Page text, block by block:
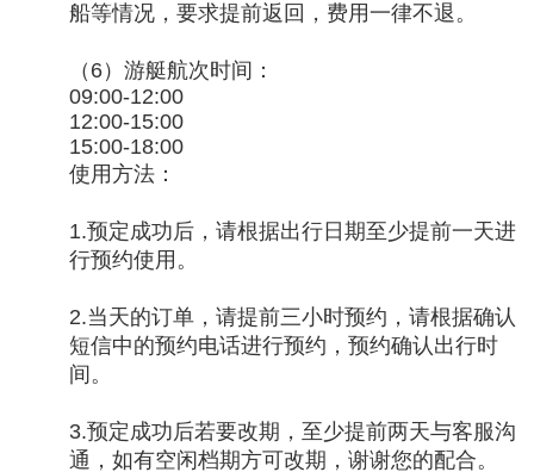
船等情况，要求提前返回，费用一律不退。
（6）游艇航次时间：
09:00-12:00
12:00-15:00
15:00-18:00
使用方法：
1.预定成功后，请根据出行日期至少提前一天进
行预约使用。
2.当天的订单，请提前三小时预约，请根据确认
短信中的预约电话进行预约，预约确认出行时
间。
3.预定成功后若要改期，至少提前两天与客服沟
通，如有空闲档期方可改期，谢谢您的配合。